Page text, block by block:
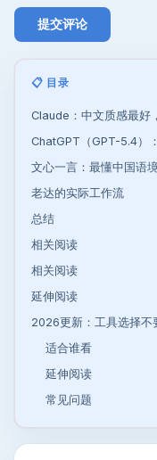
📋 目录
Claude：中文质感最好
ChatGPT（GPT-5.4）
文心一言：最懂中国语
老达的实际工作流
总结
相关阅读
相关阅读
延伸阅读
2026更新：工具选择不
适合谁看
延伸阅读
常见问题